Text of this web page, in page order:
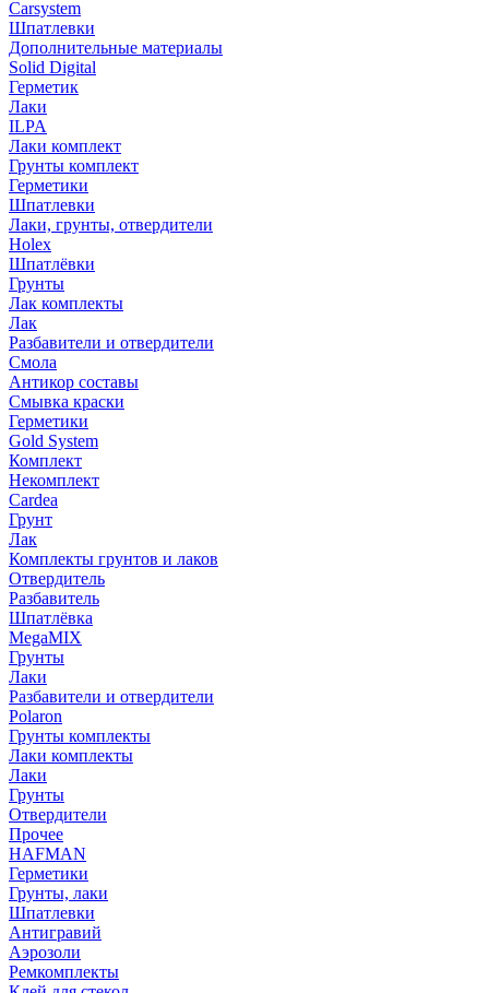
Carsystem
Шпатлевки
Дополнительные материалы
Solid Digital
Герметик
Лаки
ILPA
Лаки комплект
Грунты комплект
Герметики
Шпатлевки
Лаки, грунты, отвердители
Holex
Шпатлёвки
Грунты
Лак комплекты
Лак
Разбавители и отвердители
Смола
Антикор составы
Смывка краски
Герметики
Gold System
Комплект
Некомплект
Cardea
Грунт
Лак
Комплекты грунтов и лаков
Отвердитель
Разбавитель
Шпатлёвка
MegaMIX
Грунты
Лаки
Разбавители и отвердители
Polaron
Грунты комплекты
Лаки комплекты
Лаки
Грунты
Отвердители
Прочее
HAFMAN
Герметики
Грунты, лаки
Шпатлевки
Антигравий
Аэрозоли
Ремкомплекты